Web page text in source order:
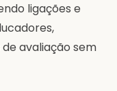
ligações e
avaliação sem